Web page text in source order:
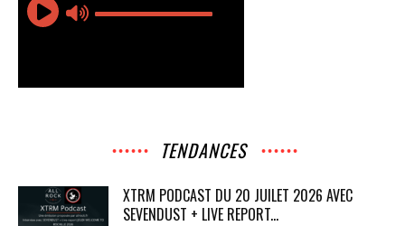
TENDANCES
XTRM PODCAST DU 20 JUILET 2026 AVEC
SEVENDUST + LIVE REPORT...